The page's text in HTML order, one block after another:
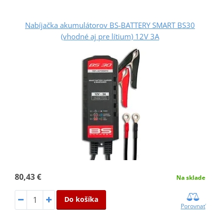
Nabíjačka akumulátorov BS-BATTERY SMART BS30
(vhodné aj pre lítium) 12V 3A
80,43 € Na sklade
Do košíka
Porovnať